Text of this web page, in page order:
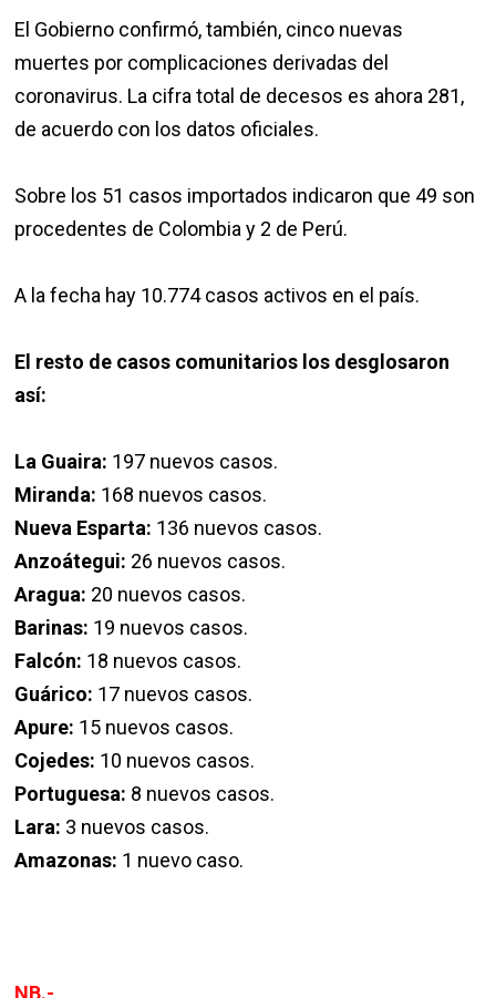
El Gobierno confirmó, también, cinco nuevas
muertes por complicaciones derivadas del
coronavirus. La cifra total de decesos es ahora 281,
Sobre los 51 casos importados indicaron que 49 son
El resto de casos comunitarios los desglosaron
La Guaira:197 nuevos casos.
Miranda:168 nuevos casos.
Nueva Esparta: 136 nuevos casos.
Anzoátegui:26 nuevos casos.
Aragua:20 nuevos casos.
Barinas:19 nuevos casos.
Falcón:18 nuevos casos.
Guárico:17 nuevos casos.
Apure:15 nuevos casos.
Cojedes:10 nuevos casos.
Portuguesa:8 nuevos casos.
Lara:3 nuevos casos.